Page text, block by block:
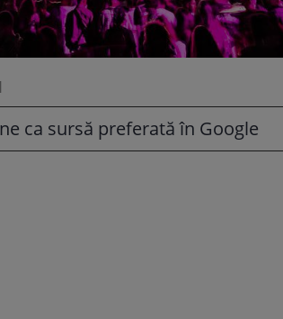
ca sursă preferată în Google